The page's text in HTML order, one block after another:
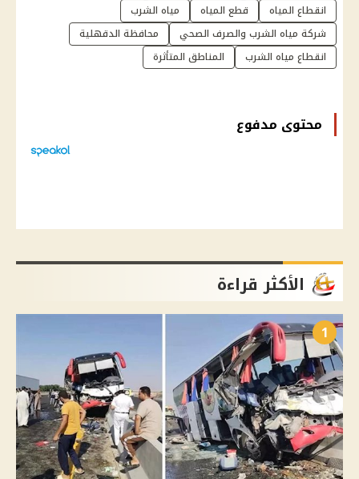
انقطاع المياه
قطع المياه
مياه الشرب
شركة مياه الشرب والصرف الصحي
محافظة الدقهلية
انقطاع مياه الشرب
المناطق المتأثرة
محتوى مدفوع
الأكثر قراءة
1